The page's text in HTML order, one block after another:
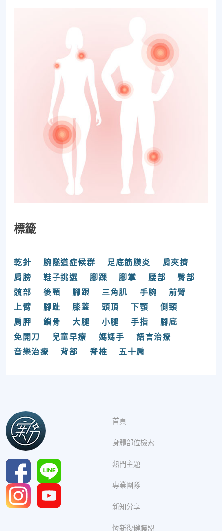
標籤
乾針 腕隧道症候群 足底筋膜炎
肩夾擠
肩膀
鞋子挑選 腳踝 腳掌 腰部
臀部
髖部
後頸 腳跟 三角肌 手腕
前臂
上臂
腳趾 膝蓋 頭頂 下顎
側頸
肩胛
鎖骨 大腿 小腿 手指
腳底
免開刀
兒童早療 媽媽手
語言治療
音樂治療
背部 脊椎 五十肩
首頁
身體部位檢索
熱門主題
專業團隊
新知分享
恆新復健聯盟